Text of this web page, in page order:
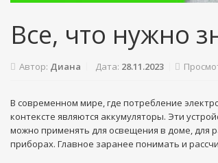
Все, что нужно
Автор: Диана Дата: 28.11.2023
В современном мире, где потребление
контексте являются аккумуляторы. Эти
можно применять для освещения в доме, для
приборах. Главное заранее понимать и